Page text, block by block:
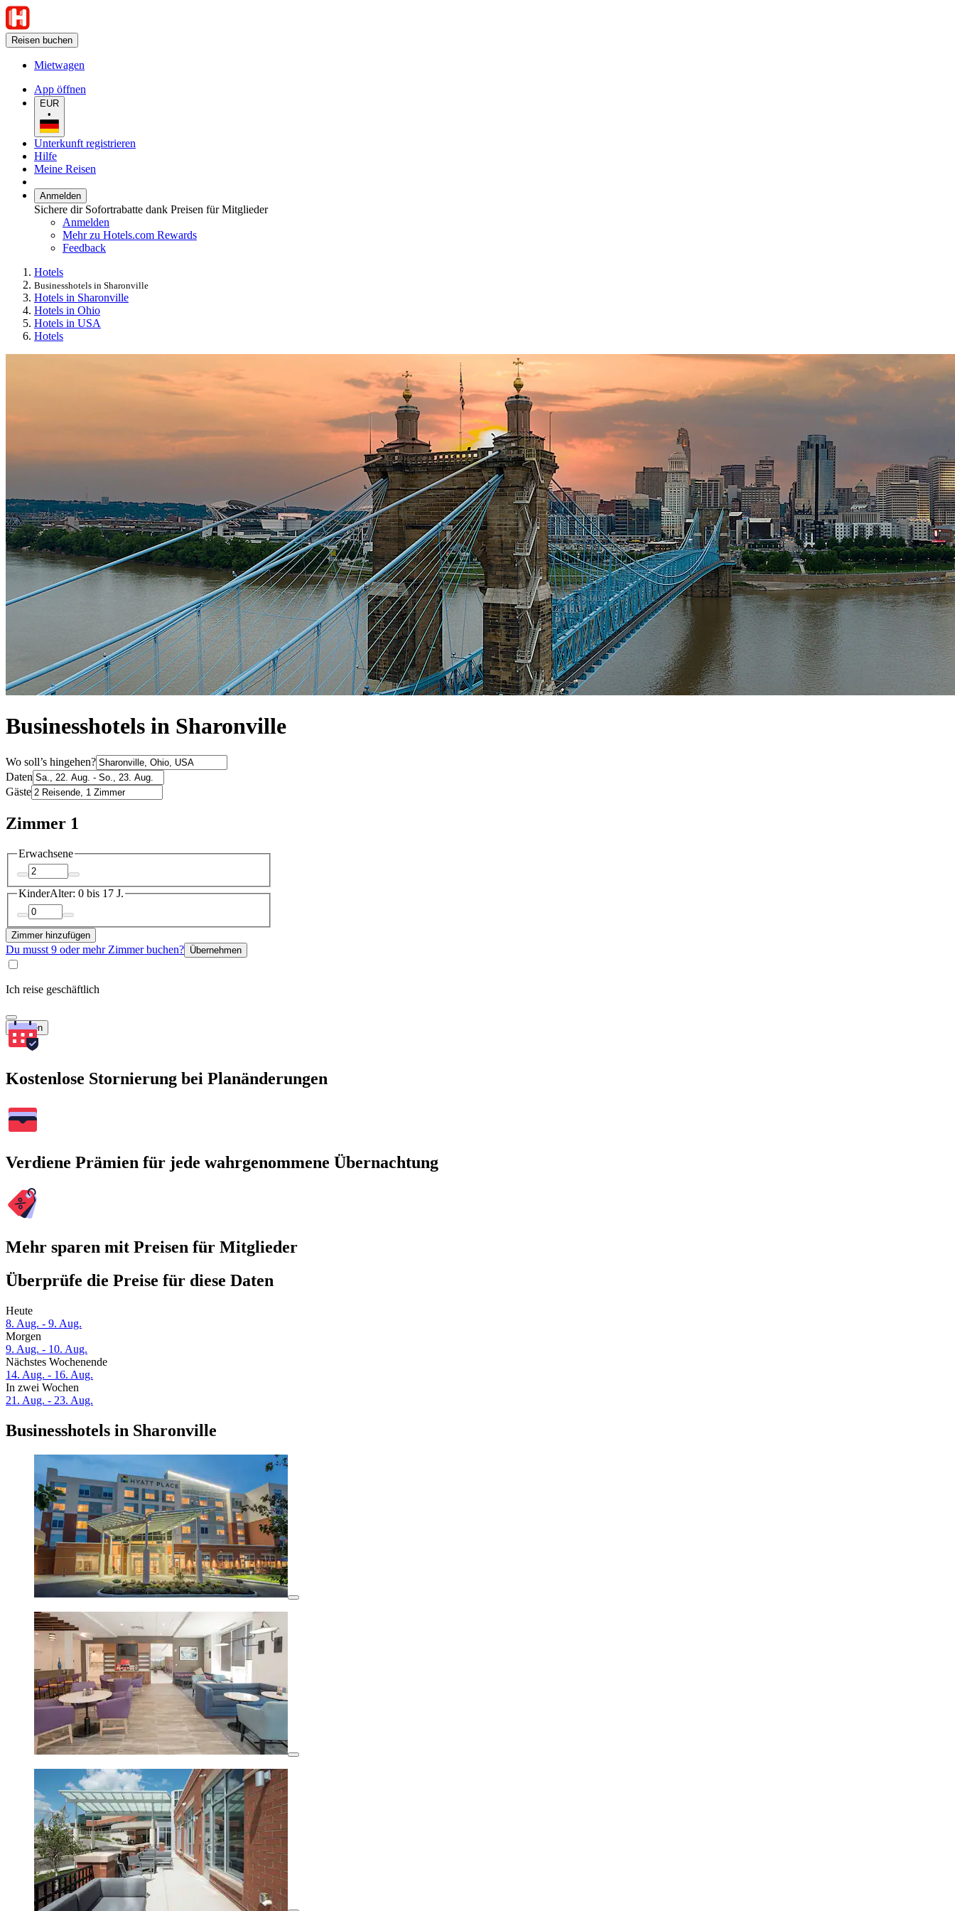
Reisen buchen
Mietwagen
App öffnen
EUR
•
Unterkunft registrieren
Hilfe
Meine Reisen
Anmelden
Sichere dir Sofortrabatte dank Preisen für Mitglieder
Anmelden
Mehr zu Hotels.com Rewards
Feedback
Hotels
Businesshotels in Sharonville
Hotels in Sharonville
Hotels in Ohio
Hotels in USA
Hotels
Businesshotels in Sharonville
Wo soll’s hingehen?
Daten
Gäste
Zimmer 1
Erwachsene
KinderAlter: 0 bis 17 J.
Zimmer hinzufügen
Du musst 9 oder mehr Zimmer buchen? Übernehmen
Ich reise geschäftlich
Suchen
Kostenlose Stornierung bei Planänderungen
Verdiene Prämien für jede wahrgenommene Übernachtung
Mehr sparen mit Preisen für Mitglieder
Überprüfe die Preise für diese Daten
Heute
8. Aug. - 9. Aug.
Morgen
9. Aug. - 10. Aug.
Nächstes Wochenende
14. Aug. - 16. Aug.
In zwei Wochen
21. Aug. - 23. Aug.
Businesshotels in Sharonville